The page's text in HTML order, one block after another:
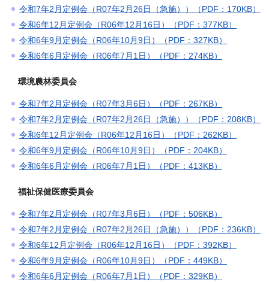
令和7年2月定例会（R07年2月26日（急施））（PDF：170KB）
令和6年12月定例会（R06年12月16日）（PDF：377KB）
令和6年9月定例会（R06年10月9日）（PDF：327KB）
令和6年6月定例会（R06年7月1日）（PDF：274KB）
環境農林委員会
令和7年2月定例会（R07年3月6日）（PDF：267KB）
令和7年2月定例会（R07年2月26日（急施））（PDF：208KB）
令和6年12月定例会（R06年12月16日）（PDF：262KB）
令和6年9月定例会（R06年10月9日）（PDF：204KB）
令和6年6月定例会（R06年7月1日）（PDF：413KB）
福祉保健医療委員会
令和7年2月定例会（R07年3月6日）（PDF：506KB）
令和7年2月定例会（R07年2月26日（急施））（PDF：236KB）
令和6年12月定例会（R06年12月16日）（PDF：392KB）
令和6年9月定例会（R06年10月9日）（PDF：449KB）
令和6年6月定例会（R06年7月1日）（PDF：329KB）